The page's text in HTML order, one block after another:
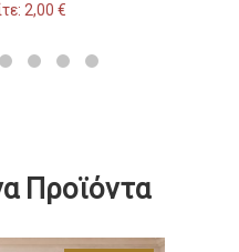
2,00 €
Προϊόντα